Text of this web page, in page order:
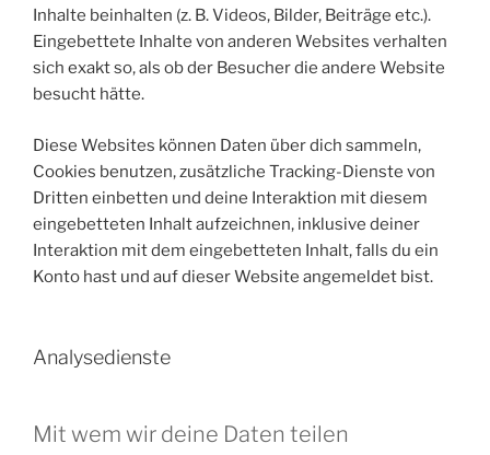
Inhalte beinhalten (z. B. Videos, Bilder, Beiträge etc.).
Eingebettete Inhalte von anderen Websites verhalten
sich exakt so, als ob der Besucher die andere Website
besucht hätte.
Diese Websites können Daten über dich sammeln,
Cookies benutzen, zusätzliche Tracking-Dienste von
Dritten einbetten und deine Interaktion mit diesem
eingebetteten Inhalt aufzeichnen, inklusive deiner
Interaktion mit dem eingebetteten Inhalt, falls du ein
Konto hast und auf dieser Website angemeldet bist.
Analysedienste
Mit wem wir deine Daten teilen